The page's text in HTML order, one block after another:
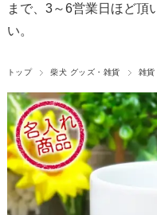
まで、3～6営業日ほど頂
い。
トップ 柴犬 グッズ・雑貨 雑貨